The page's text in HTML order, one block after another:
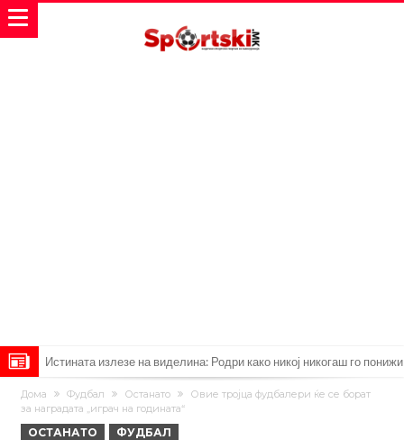
Истината излезе на виделина: Родри како никој никогаш го понижи
Реал, подобро да не доаѓа во Мадрид!
Пресврт во трансферот на Ромеро? Интер нема доволно
средства, Атлетико ја следи ситуацијата
ГОТОВО Е! Челси носи нов лев бек – трансфер вреден 21 милион
Дома Фудбал Останато
Овие тројца фудбалери ќе се борат
за наградата „играч на годината“
ОСТАНАТО ФУДБАЛ